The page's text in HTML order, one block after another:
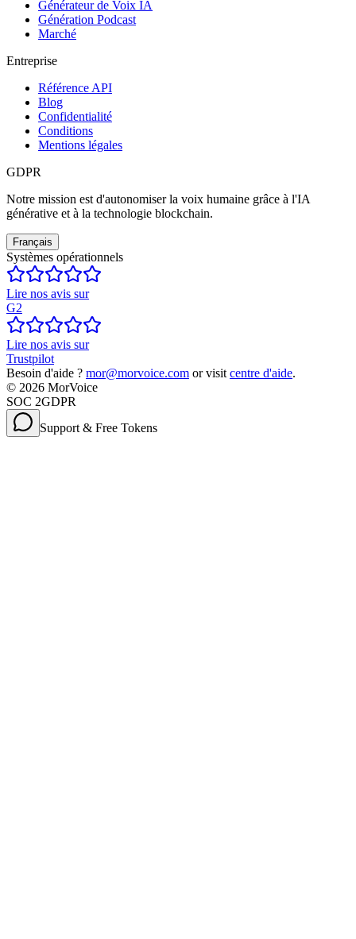
Générateur de Voix IA
Génération Podcast
Marché
Entreprise
Référence API
Blog
Confidentialité
Conditions
Mentions légales
GDPR
Notre mission est d'autonomiser la voix humaine grâce à l'IA
générative et à la technologie blockchain.
Français
Systèmes opérationnels
Lire nos avis sur
G2
Lire nos avis sur
Trustpilot
Besoin d'aide ? mor@morvoice.com or visit centre d'aide.
© 2026 MorVoice
SOC 2GDPR
Support & Free Tokens